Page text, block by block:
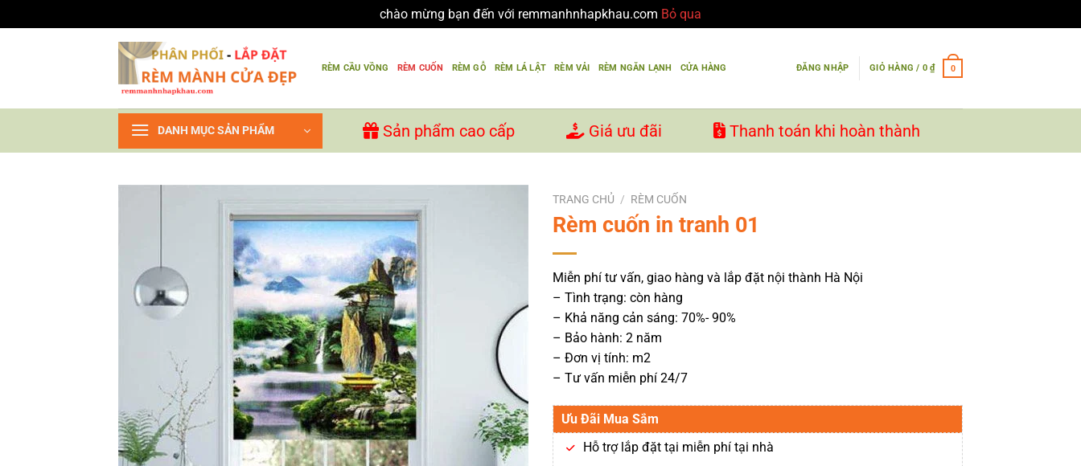
chào mừng bạn đến với remmanhnhapkhau.com Bỏ qua
RÈM CẦU VỒNG RÈM CUỐN RÈM GỖ RÈM LÁ LẬT RÈM VẢI RÈM NGĂN LẠNH CỬA HÀNG ĐĂNG NHẬP GIỎ HÀNG / 0₫ 0
DANH MỤC SẢN PHẨM Sản phẩm cao cấp Giá ưu đãi Thanh toán khi hoàn thành
TRANG CHỦ / RÈM CUỐN
Rèm cuốn in tranh 01
Miễn phí tư vấn, giao hàng và lắp đặt nội thành Hà Nội
– Tình trạng: còn hàng
– Khả năng cản sáng: 70%- 90%
– Bảo hành: 2 năm
– Đơn vị tính: m2
– Tư vấn miễn phí 24/7
Ưu Đãi Mua Sắm
Hỗ trợ lắp đặt tại miễn phí tại nhà